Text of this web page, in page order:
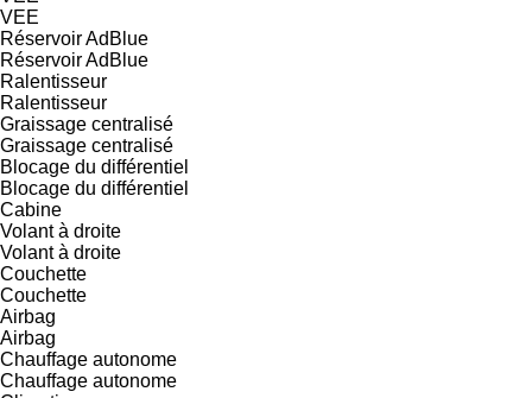
VEE
Réservoir AdBlue
Réservoir AdBlue
Ralentisseur
Ralentisseur
Graissage centralisé
Graissage centralisé
Blocage du différentiel
Blocage du différentiel
Cabine
Volant à droite
Volant à droite
Couchette
Couchette
Airbag
Airbag
Chauffage autonome
Chauffage autonome